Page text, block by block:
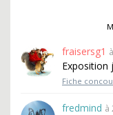
fraisersg1
Exposition
Fiche
fredmind à